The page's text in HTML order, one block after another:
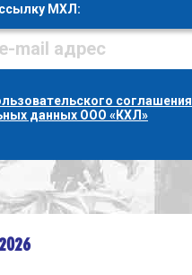
МХЛ:
соглашения
данных ООО «КХЛ»